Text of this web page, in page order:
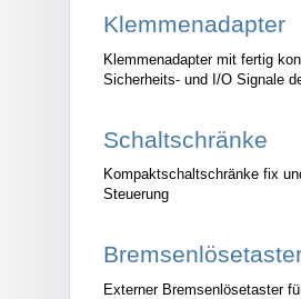
Klemmenadapter
Klemmenadapter mit fertig
Sicherheits- und I/O Signale
Schaltschränke
Kompaktschaltschränke fix
Steuerung
Externer Bremsenlösetaster